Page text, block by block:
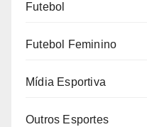
Futebol
Futebol Feminino
Mídia Esportiva
Outros Esportes